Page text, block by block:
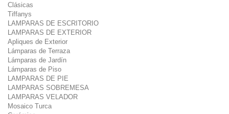
Clásicas
Tiffanys
LAMPARAS DE ESCRITORIO
LAMPARAS DE EXTERIOR
Apliques de Exterior
Lámparas de Terraza
Lámparas de Jardín
Lámparas de Piso
LAMPARAS DE PIE
LAMPARAS SOBREMESA
LAMPARAS VELADOR
Mosaico Turca